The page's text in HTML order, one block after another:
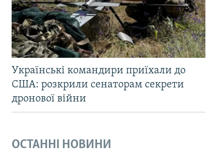
Українські командири приїхали до
США: розкрили сенаторам секрети
дронової війни
ОСТАННІ НОВИНИ